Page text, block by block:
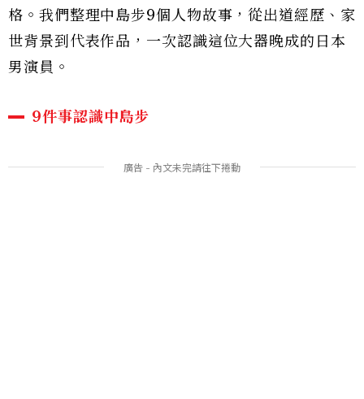
格。我們整理中島步9個人物故事，從出道經歷、家
世背景到代表作品，一次認識這位大器晚成的日本
男演員。
9件事認識中島步